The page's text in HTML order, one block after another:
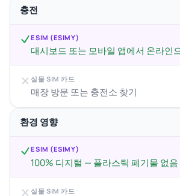
충전
ESIM (ESIMY)
대시보드 또는 모바일 앱에서 온라인
실물 SIM 카드
매장 방문 또는 충전소 찾기
환경 영향
ESIM (ESIMY)
100% 디지털 — 플라스틱 폐기물 없음
실물 SIM 카드